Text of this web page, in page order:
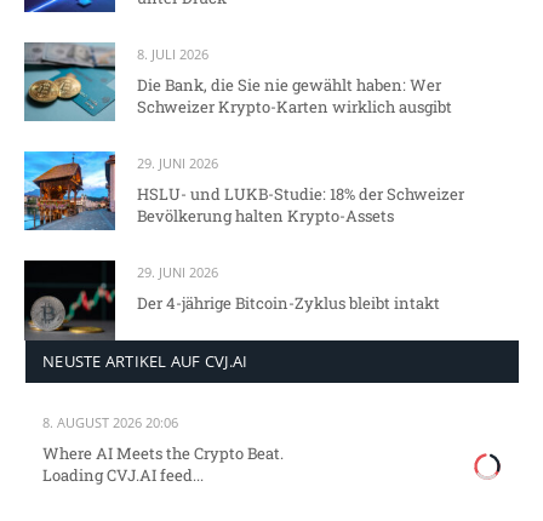
8. JULI 2026
Die Bank, die Sie nie gewählt haben: Wer
Schweizer Krypto-Karten wirklich ausgibt
29. JUNI 2026
HSLU- und LUKB-Studie: 18% der Schweizer
Bevölkerung halten Krypto-Assets
29. JUNI 2026
Der 4-jährige Bitcoin-Zyklus bleibt intakt
NEUSTE ARTIKEL AUF CVJ.AI
8. AUGUST 2026 20:06
Where AI Meets the Crypto Beat.
Loading CVJ.AI feed...